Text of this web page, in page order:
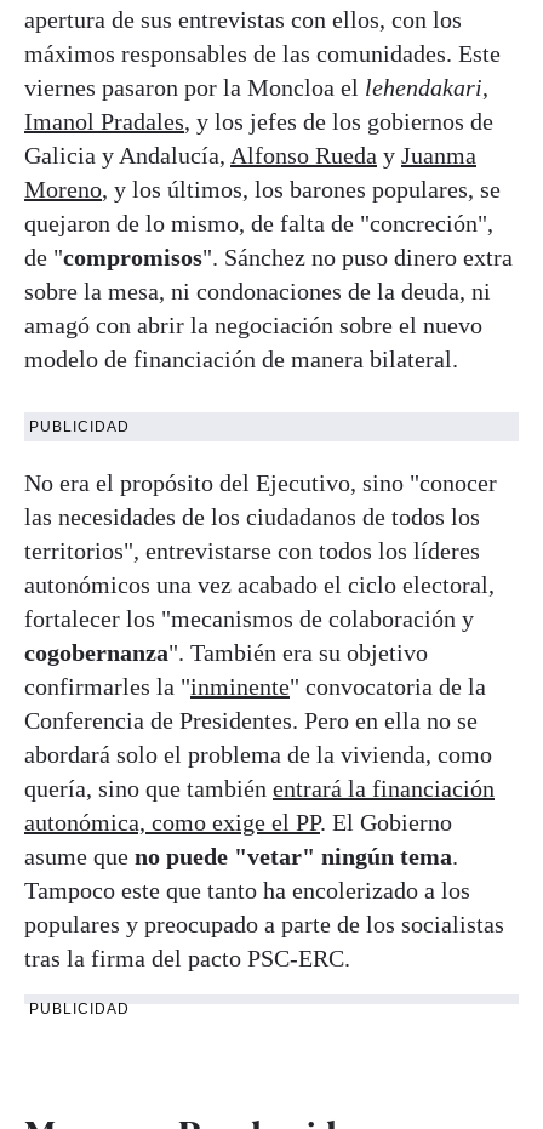
apertura de sus entrevistas con ellos, con los
máximos responsables de las comunidades. Este
viernes pasaron por la Moncloa el lehendakari,
Imanol Pradales, y los jefes de los gobiernos de
Galicia y Andalucía, Alfonso Rueda y Juanma
Moreno, y los últimos, los barones populares, se
quejaron de lo mismo, de falta de "concreción",
de "compromisos". Sánchez no puso dinero extra
sobre la mesa, ni condonaciones de la deuda, ni
amagó con abrir la negociación sobre el nuevo
modelo de financiación de manera bilateral.
PUBLICIDAD
No era el propósito del Ejecutivo, sino "conocer
las necesidades de los ciudadanos de todos los
territorios", entrevistarse con todos los líderes
autonómicos una vez acabado el ciclo electoral,
fortalecer los "mecanismos de colaboración y
cogobernanza". También era su objetivo
confirmarles la "inminente" convocatoria de la
Conferencia de Presidentes. Pero en ella no se
abordará solo el problema de la vivienda, como
quería, sino que también entrará la financiación
autonómica, como exige el PP. El Gobierno
asume que no puede "vetar" ningún tema.
Tampoco este que tanto ha encolerizado a los
populares y preocupado a parte de los socialistas
tras la firma del pacto PSC-ERC.
PUBLICIDAD